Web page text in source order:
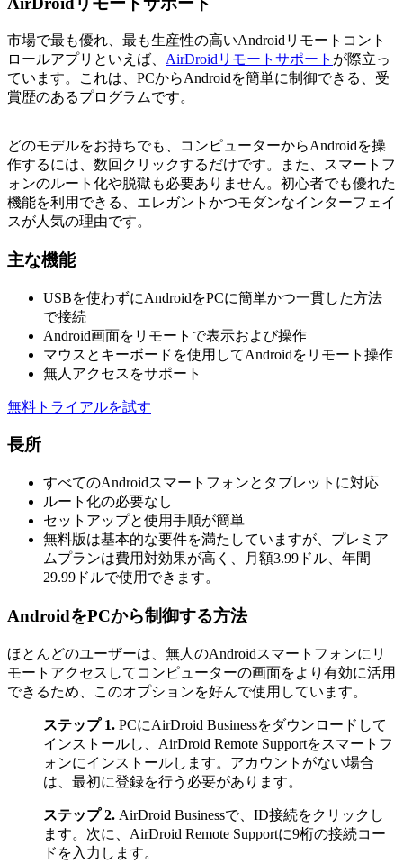
市場で最も優れ、最も生産性の高いAndroidリモートコント
ロールアプリといえば、 AirDroidリモートサポート が際立っ
ています。これは、PCからAndroidを簡単に制御できる、受
賞歴のあるプログラムです。
どのモデルをお持ちでも、コンピューターからAndroidを操
作するには、数回クリックするだけです。また、スマートフ
ォンのルート化や脱獄も必要ありません。初心者でも優れた
機能を利用できる、エレガントかつモダンなインターフェイ
スが人気の理由です。
主な機能
USBを使わずにAndroidをPCに簡単かつ一貫した方法
で接続
Android画面をリモートで表示および操作
マウスとキーボードを使用してAndroidをリモート操作
無人アクセスをサポート
無料トライアルを試す
長所
すべてのAndroidスマートフォンとタブレットに対応
ルート化の必要なし
セットアップと使用手順が簡単
無料版は基本的な要件を満たしていますが、プレミア
ムプランは費用対効果が高く、月額3.99ドル、年間
29.99ドルで使用できます。
AndroidをPCから制御する方法
ほとんどのユーザーは、無人のAndroidスマートフォンにリ
モートアクセスしてコンピューターの画面をより有効に活用
できるため、このオプションを好んで使用しています。
ステップ 1. PCにAirDroid Businessをダウンロードして
インストールし、AirDroid Remote Supportをスマートフ
ォンにインストールします。アカウントがない場合
は、最初に登録を行う必要があります。
ステップ 2. AirDroid Businessで、ID接続をクリックし
ます。次に、AirDroid Remote Supportに9桁の接続コー
ドを入力します。